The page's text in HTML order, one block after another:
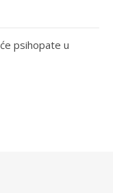
psihopate u